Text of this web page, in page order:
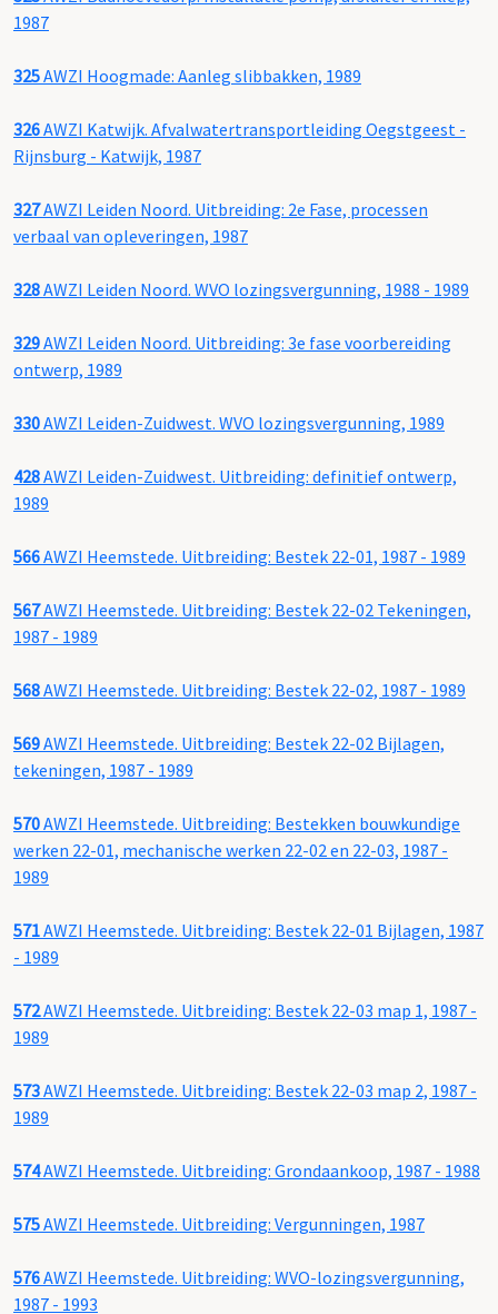
1987
325AWZI Hoogmade: Aanleg slibbakken, 1989
326AWZI Katwijk. Afvalwatertransportleiding Oegstgeest -
Rijnsburg - Katwijk, 1987
327AWZI Leiden Noord. Uitbreiding: 2e Fase, processen
verbaal van opleveringen, 1987
328AWZI Leiden Noord. WVO lozingsvergunning, 1988 - 1989
329AWZI Leiden Noord. Uitbreiding: 3e fase voorbereiding
ontwerp, 1989
330AWZI Leiden-Zuidwest. WVO lozingsvergunning, 1989
428AWZI Leiden-Zuidwest. Uitbreiding: definitief ontwerp,
1989
566AWZI Heemstede. Uitbreiding: Bestek 22-01, 1987 - 1989
567AWZI Heemstede. Uitbreiding: Bestek 22-02 Tekeningen,
1987 - 1989
568AWZI Heemstede. Uitbreiding: Bestek 22-02, 1987 - 1989
569AWZI Heemstede. Uitbreiding: Bestek 22-02 Bijlagen,
tekeningen, 1987 - 1989
570AWZI Heemstede. Uitbreiding: Bestekken bouwkundige
werken 22-01, mechanische werken 22-02 en 22-03, 1987 -
1989
571AWZI Heemstede. Uitbreiding: Bestek 22-01 Bijlagen, 1987
- 1989
572AWZI Heemstede. Uitbreiding: Bestek 22-03 map 1, 1987 -
1989
573AWZI Heemstede. Uitbreiding: Bestek 22-03 map 2, 1987 -
1989
574AWZI Heemstede. Uitbreiding: Grondaankoop, 1987 - 1988
575AWZI Heemstede. Uitbreiding: Vergunningen, 1987
576AWZI Heemstede. Uitbreiding: WVO-lozingsvergunning,
1987 - 1993